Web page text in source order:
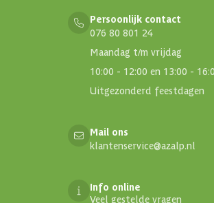
Persoonlijk contact
076 80 801 24
Maandag t/m vrijdag
10:00 - 12:00 en 13:00 -
Uitgezonderd feestdagen
Mail ons
klantenservice@azalp.nl
Info online
Veel gestelde vragen